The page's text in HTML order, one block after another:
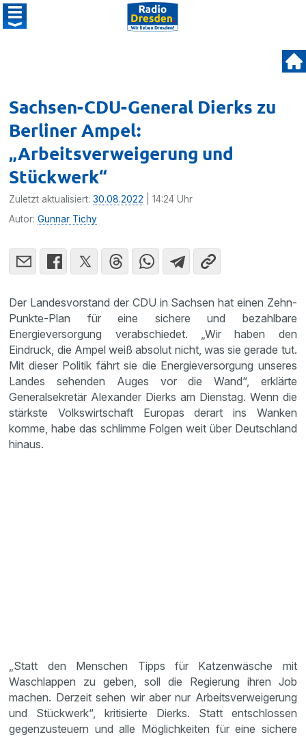
Sachsen-CDU-General Dierks zu
Berliner Ampel:
„Arbeitsverweigerung und
Stückwerk“
Zuletzt aktualisiert:30.08.2022 | 14:24 Uhr
Autor:Gunnar Tichy
Der Landesvorstand der CDU in Sachsen hat einen Zehn-
Punkte-Plan für eine sichere und bezahlbare
Energieversorgung verabschiedet. „Wir haben den
Eindruck, die Ampel weiß absolut nicht, was sie gerade tut.
Mit dieser Politik fährt sie die Energieversorgung unseres
Landes sehenden Auges vor die Wand“, erklärte
Generalsekretär Alexander Dierks am Dienstag. Wenn die
stärkste Volkswirtschaft Europas derart ins Wanken
komme, habe das schlimme Folgen weit über Deutschland
hinaus.
„Statt den Menschen Tipps für Katzenwäsche mit
Waschlappen zu geben, soll die Regierung ihren Job
machen. Derzeit sehen wir aber nur Arbeitsverweigerung
und Stückwerk“, kritisierte Dierks. Statt entschlossen
gegenzusteuern und alle Möglichkeiten für eine sichere